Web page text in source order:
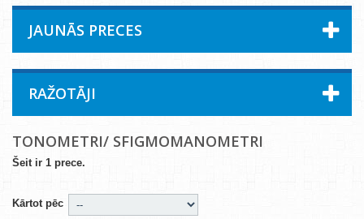
JAUNĀS PRECES
RAŽOTĀJI
TONOMETRI/ SFIGMOMANOMETRI
Šeit ir 1 prece.
Kārtot pēc